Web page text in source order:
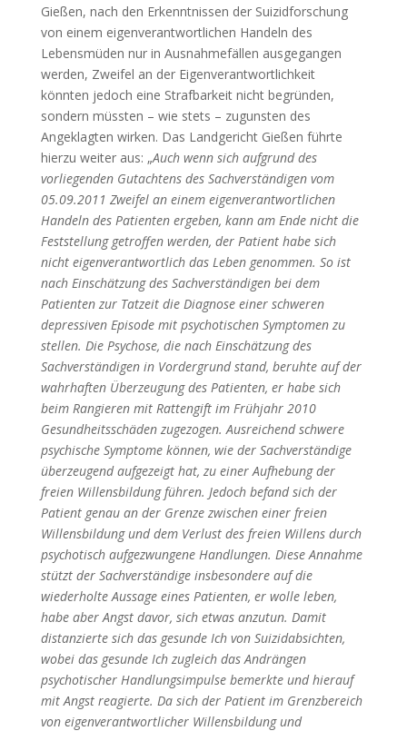
Gießen, nach den Erkenntnissen der Suizidforschung
von einem eigenverantwortlichen Handeln des
Lebensmüden nur in Ausnahmefällen ausgegangen
werden, Zweifel an der Eigenverantwortlichkeit
könnten jedoch eine Strafbarkeit nicht begründen,
sondern müssten – wie stets – zugunsten des
Angeklagten wirken. Das Landgericht Gießen führte
hierzu weiter aus: „Auch wenn sich aufgrund des
vorliegenden Gutachtens des Sachverständigen vom
05.09.2011 Zweifel an einem eigenverantwortlichen
Handeln des Patienten ergeben, kann am Ende nicht die
Feststellung getroffen werden, der Patient habe sich
nicht eigenverantwortlich das Leben genommen. So ist
nach Einschätzung des Sachverständigen bei dem
Patienten zur Tatzeit die Diagnose einer schweren
depressiven Episode mit psychotischen Symptomen zu
stellen. Die Psychose, die nach Einschätzung des
Sachverständigen in Vordergrund stand, beruhte auf der
wahrhaften Überzeugung des Patienten, er habe sich
beim Rangieren mit Rattengift im Frühjahr 2010
Gesundheitsschäden zugezogen. Ausreichend schwere
psychische Symptome können, wie der Sachverständige
überzeugend aufgezeigt hat, zu einer Aufhebung der
freien Willensbildung führen. Jedoch befand sich der
Patient genau an der Grenze zwischen einer freien
Willensbildung und dem Verlust des freien Willens durch
psychotisch aufgezwungene Handlungen. Diese Annahme
stützt der Sachverständige insbesondere auf die
wiederholte Aussage eines Patienten, er wolle leben,
habe aber Angst davor, sich etwas anzutun. Damit
distanzierte sich das gesunde Ich von Suizidabsichten,
wobei das gesunde Ich zugleich das Andrängen
psychotischer Handlungsimpulse bemerkte und hierauf
mit Angst reagierte. Da sich der Patient im Grenzbereich
von eigenverantwortlicher Willensbildung und